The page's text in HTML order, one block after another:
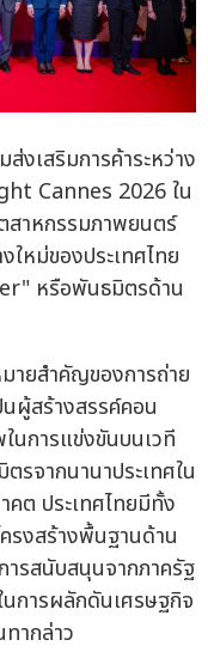
งเสริมการค้าระหว่าง
Cannes 2026 ใน
สาหกรรมภาพยนตร์
หม่ของประเทศไทย
หรือพันธมิตรด้าน
ายสำคัญของการถ่าย
ผู้สร้างสรรค์คอน
การแข่งขันบนเวที
รจากนานาประเทศใน
ต ประเทศไทยมีทั้ง
รงสร้างพื้นฐานด้าน
รสนับสนุนจากภาครัฐ
การผลักดันเศรษฐกิจ
ากล่าว